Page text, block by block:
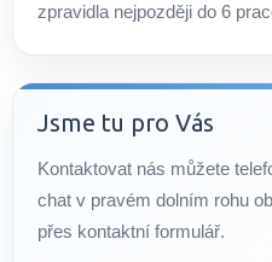
zpravidla nejpozději do 6
Jsme tu pro Vás
Kontaktovat nás můžete
chat v pravém dolním rohu
přes kontaktní formulář.